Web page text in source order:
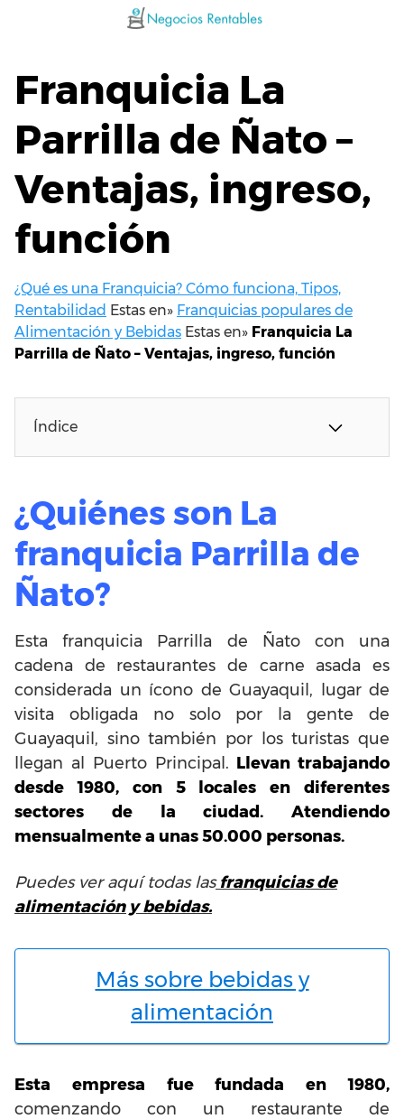
Franquicia La
Parrilla de Ñato –
Ventajas, ingreso,
función
¿Qué es una Franquicia? Cómo funciona, Tipos,
Rentabilidad Estas en» Franquicias populares de
Alimentación y Bebidas Estas en» Franquicia La
Parrilla de Ñato – Ventajas, ingreso, función
Índice
¿Quiénes son La
franquicia Parrilla de
Ñato?
Esta franquicia Parrilla de Ñato con una
cadena de restaurantes de carne asada es
considerada un ícono de Guayaquil, lugar de
visita obligada no solo por la gente de
Guayaquil, sino también por los turistas que
llegan al Puerto Principal. Llevan trabajando
desde 1980, con 5 locales en diferentes
sectores de la ciudad. Atendiendo
mensualmente a unas 50.000 personas.
Puedes ver aquí todas lasfranquicias de
alimentación y bebidas.
Más sobre bebidas y
alimentación
Esta empresa fue fundada en 1980,
comenzando con un restaurante de